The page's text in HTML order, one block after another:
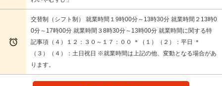

交替制（シフト制） 就業時間１9時00分～13時30分 就業時間２13時0
0分～17時00分 就業時間３8時30分～13時00分 就業時間に関する特
記事項（４）１２：３０～１７：００ ＊（１）（２）：平日 ＊
（３）（４）：土日祝日 ※就業時間は上記の他、変動となる場合があ
ります。